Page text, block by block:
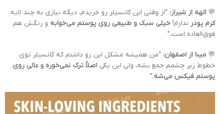
💬 الهه از شیراز: “از وقتی این کانسیلر رو خریدم، دیگه نیازی به چند لایه
کرم پودر ندارم! خیلی سبک و طبیعی روی پوستم می‌خوابه و رنگش هم
فوق‌العاده است.”
💬 مینا از اصفهان: “من همیشه مشکل این رو داشتم که کانسیلر توی
خطوط زیر چشمم جمع بشه، ولی این یکی اصلاً ترک نمی‌خوره و عالی روی
پوستم فیکس می‌شه.”